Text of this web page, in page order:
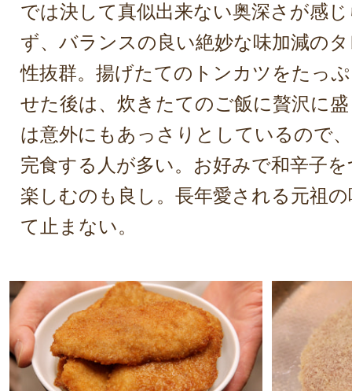
では決して真似出来ない奥深さが感
ず、バランスの良い絶妙な味加減の
性抜群。揚げたてのトンカツをたっ
せた後は、炊きたてのご飯に贅沢に
は意外にもあっさりとしているので
完食する人が多い。お好みで和辛子
楽しむのも良し。長年愛される元祖
て止まない。